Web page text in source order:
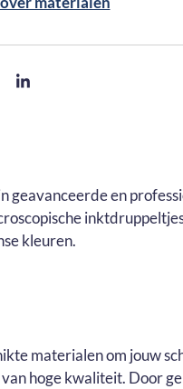
S
geavanceerde en
kleuren.
materialen om jouw
hoge kwaliteit. Door